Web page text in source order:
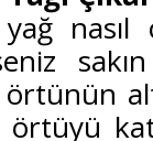
nasıl
örtünün
örtüyü